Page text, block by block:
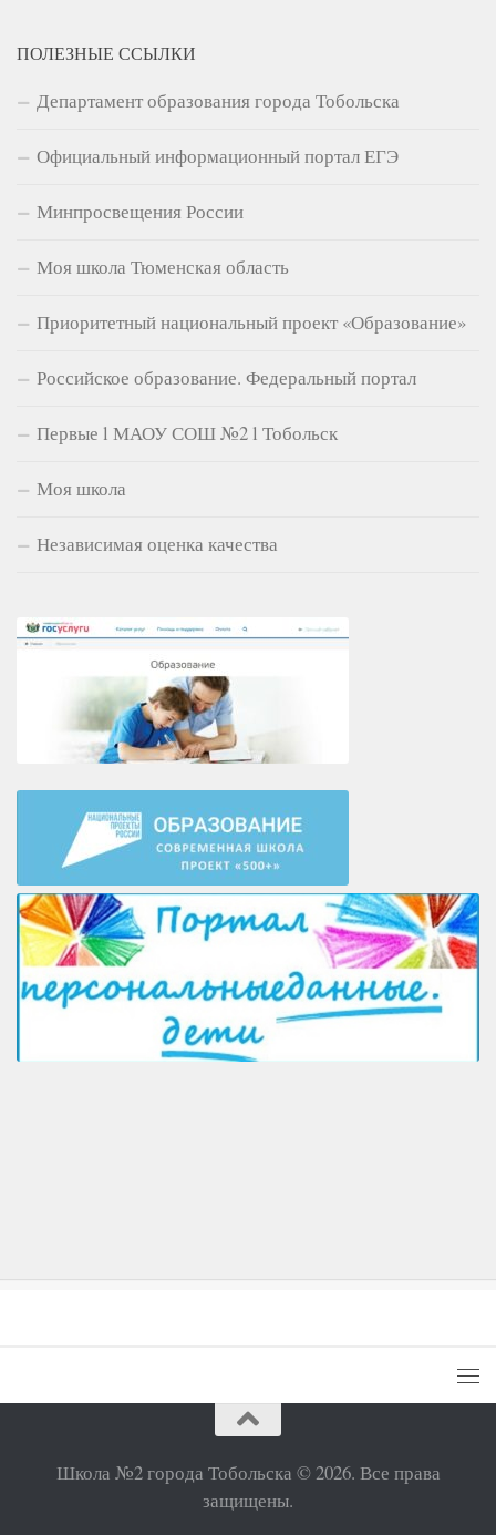
ПОЛЕЗНЫЕ ССЫЛКИ
Департамент образования города Тобольска
Официальный информационный портал ЕГЭ
Минпросвещения России
Моя школа Тюменская область
Приоритетный национальный проект «Образование»
Российское образование. Федеральный портал
Первые l МАОУ СОШ №2 l Тобольск
Моя школа
Независимая оценка качества
Школа №2 города Тобольска © 2026. Все права
защищены.